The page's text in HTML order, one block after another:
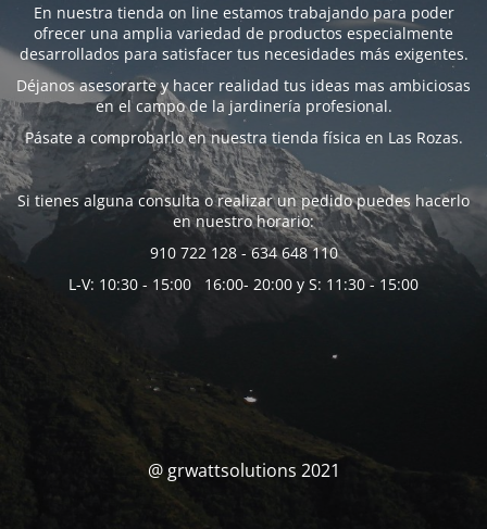
En nuestra tienda on line estamos trabajando para poder
ofrecer una amplia variedad de productos especialmente
desarrollados para satisfacer tus necesidades más exigentes.
Déjanos asesorarte y hacer realidad tus ideas mas ambiciosas
en el campo de la jardinería profesional.
Pásate a comprobarlo en nuestra tienda física en Las Rozas.
Si tienes alguna consulta o realizar un pedido puedes hacerlo
en nuestro horario:
910 722 128 - 634 648 110
L-V: 10:30 - 15:00 16:00- 20:00 y S: 11:30 - 15:00
@ grwattsolutions 2021